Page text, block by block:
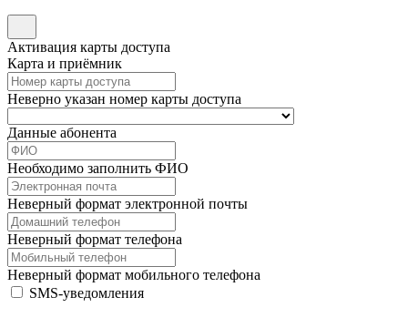
Активация карты доступа
Карта и приёмник
Неверно указан номер карты доступа
Данные абонента
Необходимо заполнить ФИО
Неверный формат электронной почты
Неверный формат телефона
Неверный формат мобильного телефона
SMS-уведомления